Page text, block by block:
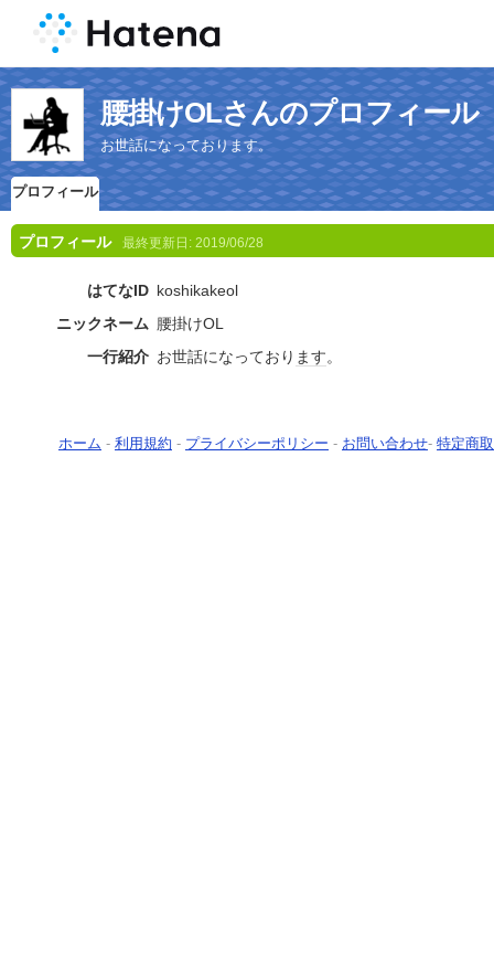
腰掛けOLさんのプロフィール
お世話になっております。
プロフィール
プロフィール 最終更新日: 2019/06/28
はてなID koshikakeol
ニックネーム 腰掛けOL
一行紹介 お世話になっており ます。
ホーム - 利用規約 - プライバシーポリシー - お問い合わせ- 特定商